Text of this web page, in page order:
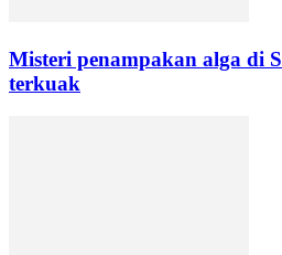
Misteri penampakan alga di
terkuak